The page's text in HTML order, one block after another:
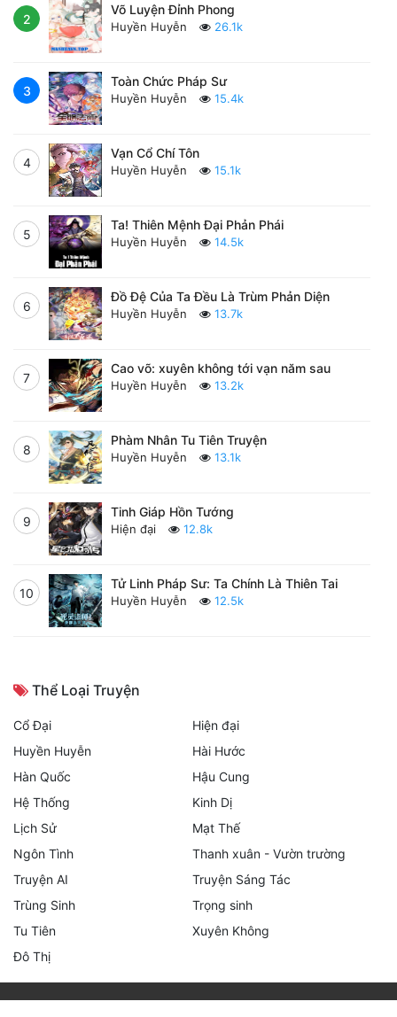
2
Võ Luyện Đỉnh Phong
Huyền Huyễn 26.1k
3
Toàn Chức Pháp Sư
Huyền Huyễn 15.4k
4
Vạn Cổ Chí Tôn
Huyền Huyễn 15.1k
5
Ta! Thiên Mệnh Đại Phản Phái
Huyền Huyễn 14.5k
6
Đồ Đệ Của Ta Đều Là Trùm Phản Diện
Huyền Huyễn 13.7k
7
Cao võ: xuyên không tới vạn năm sau
Huyền Huyễn 13.2k
8
Phàm Nhân Tu Tiên Truyện
Huyền Huyễn 13.1k
9
Tinh Giáp Hồn Tướng
Hiện đại 12.8k
10
Tử Linh Pháp Sư: Ta Chính Là Thiên Tai
Huyền Huyễn 12.5k
Thể Loại Truyện
Cổ Đại
Hiện đại
Huyền Huyễn
Hài Hước
Hàn Quốc
Hậu Cung
Hệ Thống
Kinh Dị
Lịch Sử
Mạt Thế
Ngôn Tình
Thanh xuân - Vườn trường
Truyện AI
Truyện Sáng Tác
Trùng Sinh
Trọng sinh
Tu Tiên
Xuyên Không
Đô Thị